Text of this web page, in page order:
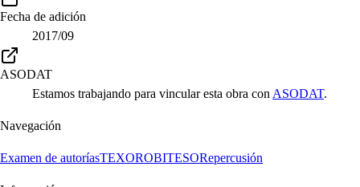
Fecha de adición
2017/09
ASODAT
Estamos trabajando para vincular esta obra con ASODAT.
Navegación
Examen de autoríasTEXOROBITESORepercusión